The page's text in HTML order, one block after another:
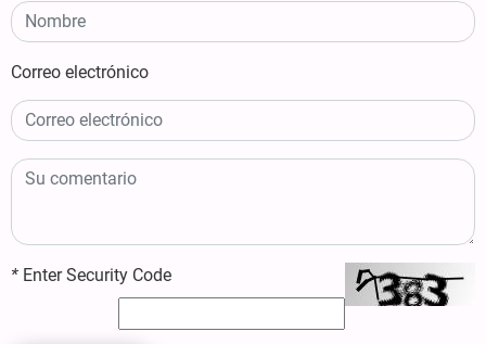
Correo electrónico
* Enter Security Code